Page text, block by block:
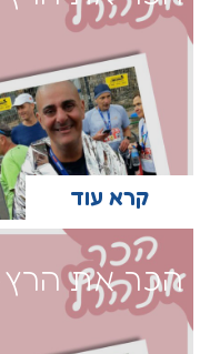
קרא עוד
הכר את